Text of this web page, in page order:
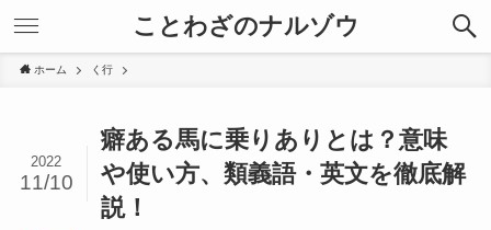
ことわざのナルゾウ
ホーム く行
癖ある馬に乗りありとは？意味
や使い方、類義語・英文を徹底解
説！
2022
11/10